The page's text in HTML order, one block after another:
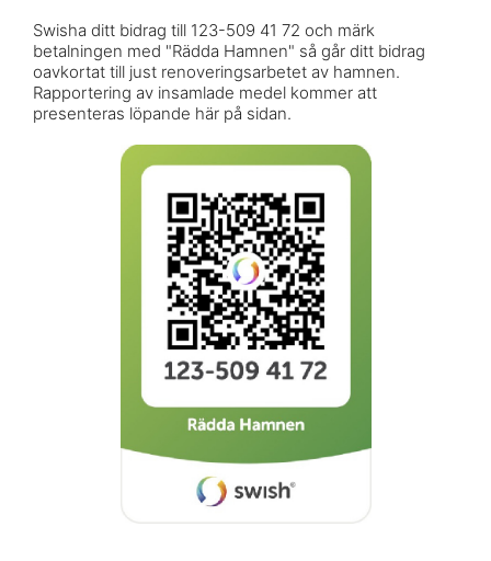
Swisha ditt bidrag till 123-509 41 72 och märk
betalningen med "Rädda Hamnen" så går ditt bidrag
oavkortat till just renoveringsarbetet av hamnen.
Rapportering av insamlade medel kommer att
presenteras löpande här på sidan.